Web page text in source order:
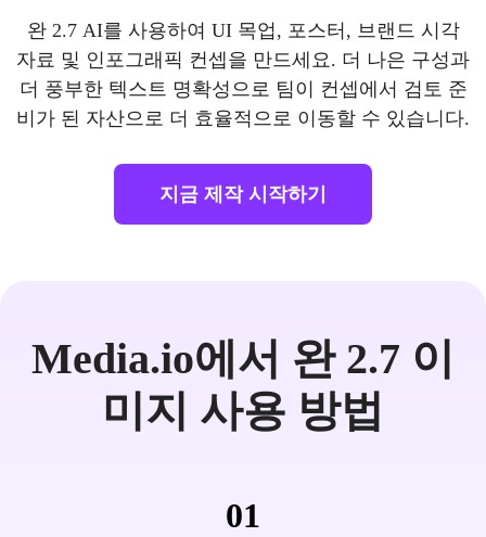
완 2.7 AI를 사용하여 UI 목업, 포스터, 브랜드 시각
자료 및 인포그래픽 컨셉을 만드세요. 더 나은 구성과
더 풍부한 텍스트 명확성으로 팀이 컨셉에서 검토 준
비가 된 자산으로 더 효율적으로 이동할 수 있습니다.
지금 제작 시작하기
Media.io에서 완 2.7 이
미지 사용 방법
01